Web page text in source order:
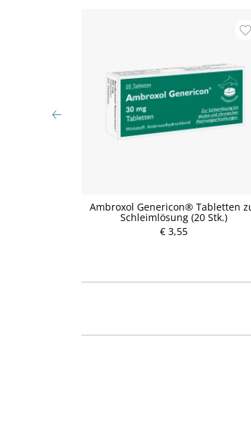
Ambroxol Genericon® Tabletten
Schleimlösung (20 Stk.)
€ 3,55
P
r